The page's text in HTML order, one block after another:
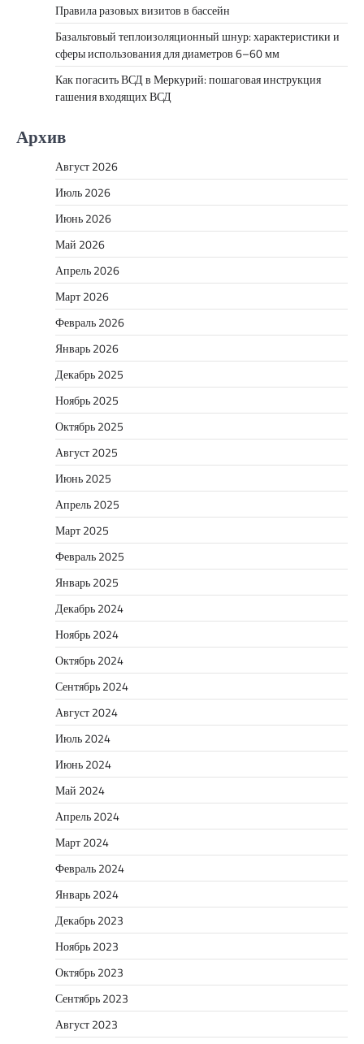
Правила разовых визитов в бассейн
Базальтовый теплоизоляционный шнур: характеристики и
сферы использования для диаметров 6–60 мм
Как погасить ВСД в Меркурий: пошаговая инструкция
гашения входящих ВСД
Архив
Август 2026
Июль 2026
Июнь 2026
Май 2026
Апрель 2026
Март 2026
Февраль 2026
Январь 2026
Декабрь 2025
Ноябрь 2025
Октябрь 2025
Август 2025
Июнь 2025
Апрель 2025
Март 2025
Февраль 2025
Январь 2025
Декабрь 2024
Ноябрь 2024
Октябрь 2024
Сентябрь 2024
Август 2024
Июль 2024
Июнь 2024
Май 2024
Апрель 2024
Март 2024
Февраль 2024
Январь 2024
Декабрь 2023
Ноябрь 2023
Октябрь 2023
Сентябрь 2023
Август 2023